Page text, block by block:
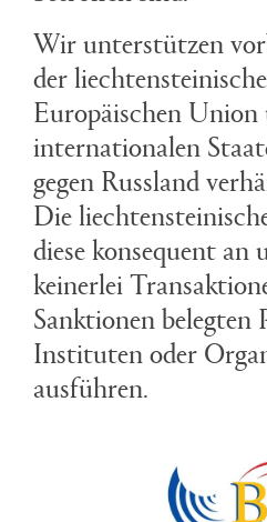
Wir unterstützen
der
Europäischen Union
internationalen
gegen Russland
Die
diese konsequent an
keinerlei
Sanktionen belegten
Instituten oder
ausführen.